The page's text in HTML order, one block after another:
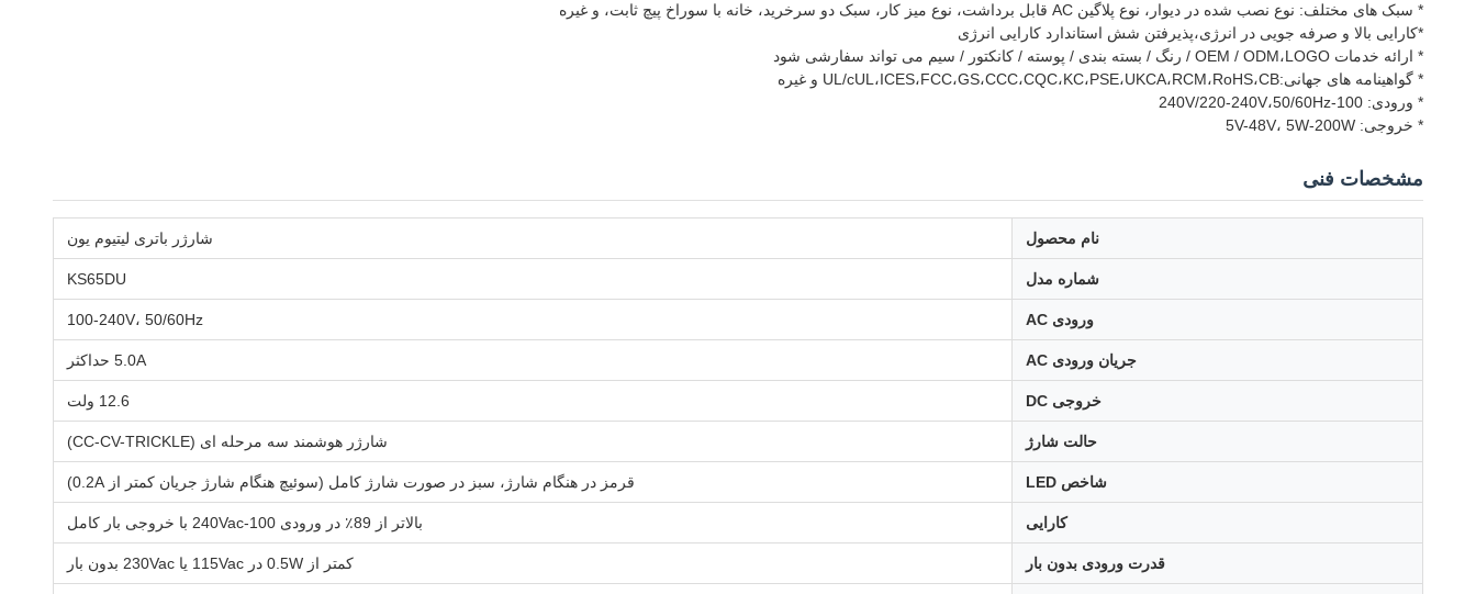
* سبک های مختلف: نوع نصب شده در دیوار، نوع پلاگین AC قابل برداشت، نوع میز کار، سبک دو سرخرید، خانه با سوراخ پیچ ثابت، و غیره
*کارایی بالا و صرفه جویی در انرژی،پذیرفتن شش استاندارد کارایی انرژی
* ارائه خدمات OEM / ODM،LOGO / رنگ / بسته بندی / پوسته / کانکتور / سیم می تواند سفارشی شود
* گواهینامه های جهانی:UL/cUL،ICES،FCC،GS،CCC،CQC،KC،PSE،UKCA،RCM،RoHS،CB و غیره
* ورودی: 100-240V/220-240V،50/60Hz
* خروجی: 5V-48V، 5W-200W
مشخصات فنی
نام محصول شارژر باتری لیتیوم یون
شماره مدل KS65DU
ورودی AC 100-240V، 50/60Hz
جریان ورودی AC 5.0A حداکثر
خروجی DC 12.6 ولت
حالت شارژ شارژر هوشمند سه مرحله ای (CC-CV-TRICKLE)
شاخص LED قرمز در هنگام شارژ، سبز در صورت شارژ کامل (سوئیچ هنگام شارژ جریان کمتر از 0.2A)
کارایی بالاتر از 89٪ در ورودی 100-240Vac با خروجی بار کامل
قدرت ورودی بدون بار کمتر از 0.5W در 115Vac یا 230Vac بدون بار